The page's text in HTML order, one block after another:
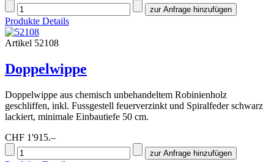
Produkte Details
Artikel 52108
Doppelwippe
Doppelwippe aus chemisch unbehandeltem Robinienholz
geschliffen, inkl. Fussgestell feuerverzinkt und Spiralfeder schwarz
lackiert, minimale Einbautiefe 50 cm.
CHF 1'915.–